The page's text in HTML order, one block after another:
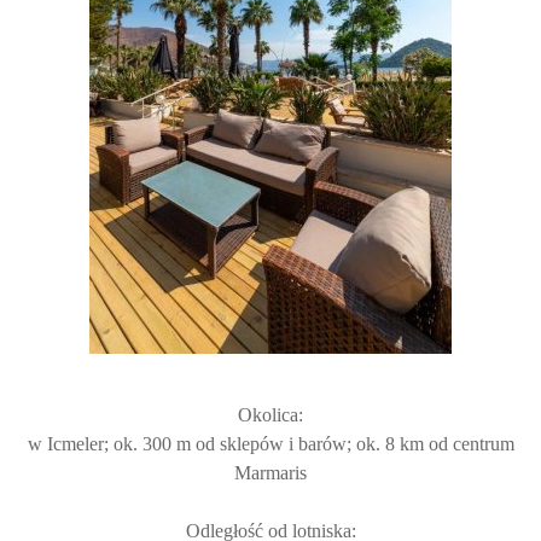
Okolica:
w Icmeler; ok. 300 m od sklepów i barów; ok. 8 km od centrum
Marmaris
Odległość od lotniska: